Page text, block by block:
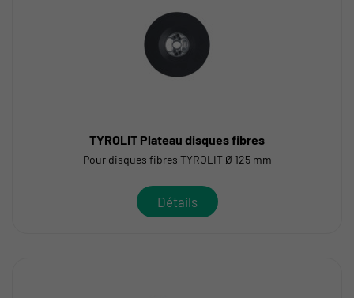
TYROLIT Plateau disques fibres
Pour disques fibres TYROLIT Ø 125 mm
Détails